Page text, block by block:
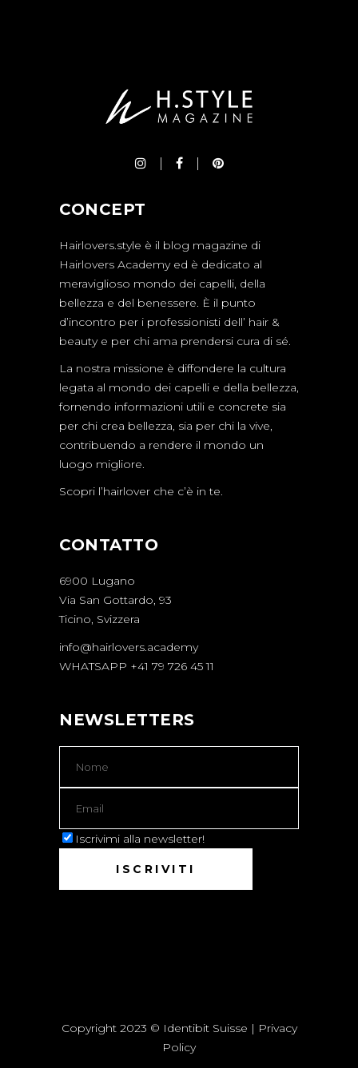
CONCEPT
Hairlovers.style è il blog magazine di
Hairlovers Academy ed è dedicato al
meraviglioso mondo dei capelli, della
bellezza e del benessere. È il punto
d’incontro per i professionisti dell’ hair &
beauty e per chi ama prendersi cura di sé.
La nostra missione è diffondere la cultura
legata al mondo dei capelli e della bellezza,
fornendo informazioni utili e concrete sia
per chi crea bellezza, sia per chi la vive,
contribuendo a rendere il mondo un
luogo migliore.
Scopri l’hairlover che c’è in te.
CONTATTO
6900 Lugano
Via San Gottardo, 93
Ticino, Svizzera
info@hairlovers.academy
WHATSAPP +41 79 726 45 11
NEWSLETTERS
Iscrivimi alla newsletter!
Copyright 2023 © Identibit Suisse | Privacy
Policy